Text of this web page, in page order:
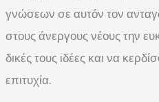
γνώσεων σε αυτόν τον
στους άνεργους νέους την
δικές τους ιδέες και να
επιτυχία.